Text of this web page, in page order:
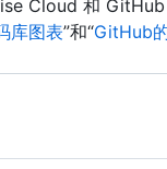
Cloud 和
库图表”和“GitHub